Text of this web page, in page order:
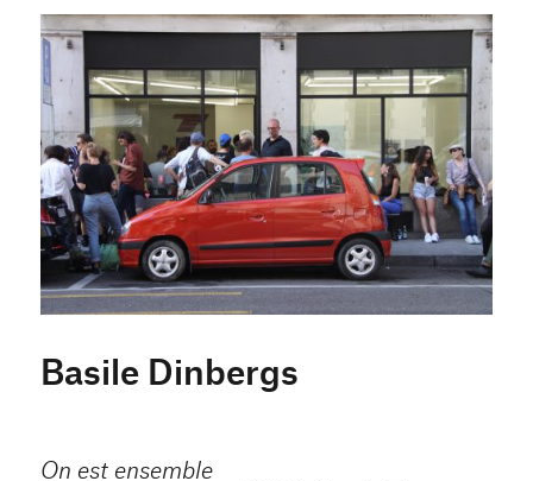
Basile Dinbergs
On est ensemble